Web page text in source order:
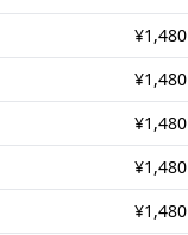
¥1,480
¥1,480
¥1,480
¥1,480
¥1,480